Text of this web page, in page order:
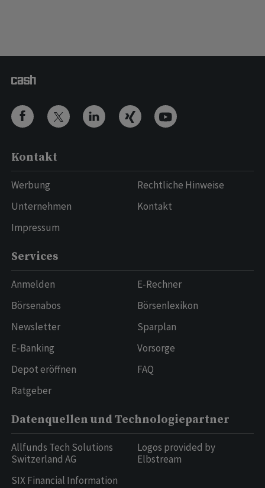
Kontakt
Werbung
Unternehmen
Impressum
Rechtliche Hinweise
Kontakt
Services
Anmelden
Börsenabos
Newsletter
E-Banking
Depot eröffnen
Ratgeber
E-Rechner
Börsenlexikon
Sparplan
Vorsorge
FAQ
Datenquellen und Technologiepartner
Allfunds Tech Solutions
Switzerland AG
SIX Financial Information
Logos provided by
Elbstream